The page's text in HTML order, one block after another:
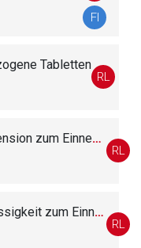
FI
Tabletten
RL
zum Einnehmen
RL
zum Einnehmen
RL